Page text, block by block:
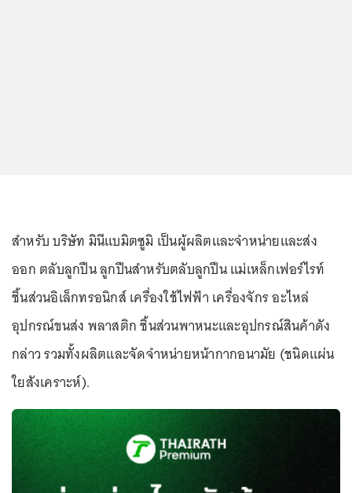
สำหรับ บริษัท มินีแบมิตซูมิ เป็นผู้ผลิตและจำหน่ายและส่ง
ออก ตลับลูกปืน ลูกปืนสำหรับตลับลูกปืน แม่เหล็กเฟอร์ไรท์
ชิ้นส่วนอิเล็กทรอนิกส์ เครื่องใช้ไฟฟ้า เครื่องจักร อะไหล่
อุปกรณ์ขนส่ง พลาสติก ชิ้นส่วนพาหนะและอุปกรณ์สินค้าดัง
กล่าว รวมทั้งผลิตและจัดจำหน่ายหน้ากากอนามัย (ชนิดแผ่น
ใยสังเคราะห์).